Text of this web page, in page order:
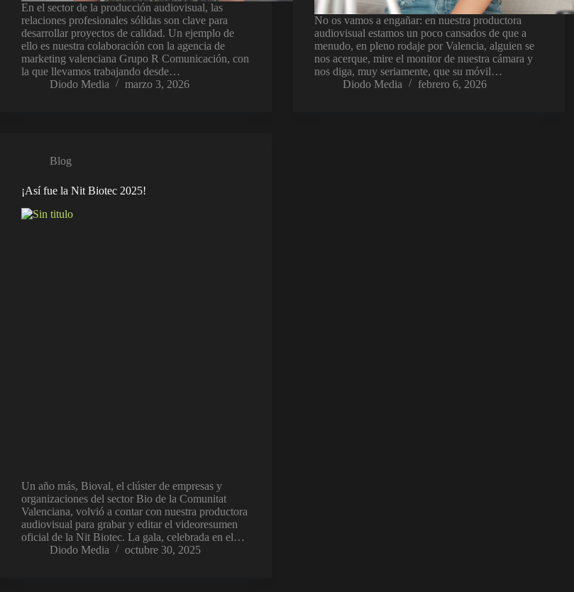
En el sector de la producción audiovisual, las
relaciones profesionales sólidas son clave para
desarrollar proyectos de calidad. Un ejemplo de
ello es nuestra colaboración con la agencia de
marketing valenciana Grupo R Comunicación, con
la que llevamos trabajando desde…
Diodo Media
marzo 3, 2026
No os vamos a engañar: en nuestra productora
audiovisual estamos un poco cansados de que a
menudo, en pleno rodaje por Valencia, alguien se
nos acerque, mire el monitor de nuestra cámara y
nos diga, muy seriamente, que su móvil…
Diodo Media
febrero 6, 2026
Blog
¡Así fue la Nit Biotec 2025!
Un año más, Bioval, el clúster de empresas y
organizaciones del sector Bio de la Comunitat
Valenciana, volvió a contar con nuestra productora
audiovisual para grabar y editar el videoresumen
oficial de la Nit Biotec. La gala, celebrada en el…
Diodo Media
octubre 30, 2025